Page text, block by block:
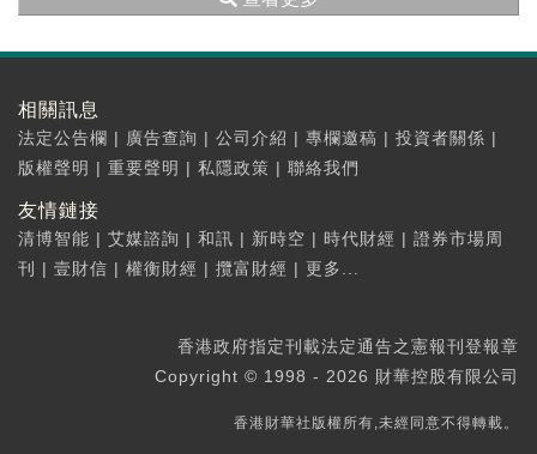
相關訊息
法定公告欄 | 廣告查詢 | 公司介紹 | 專欄邀稿 | 投資者關係 |
版權聲明 | 重要聲明 | 私隱政策 | 聯絡我們
友情鏈接
清博智能 | 艾媒諮詢 | 和訊 | 新時空 | 時代財經 | 證券市場周
刊
| 壹財信 | 權衡財經 | 攬富財經 | 更多...
香港政府指定刊載法定通告之憲報刊登報章
Copyright © 1998 - 2026 財華控股有限公司
香港財華社版權所有,未經同意不得轉載。